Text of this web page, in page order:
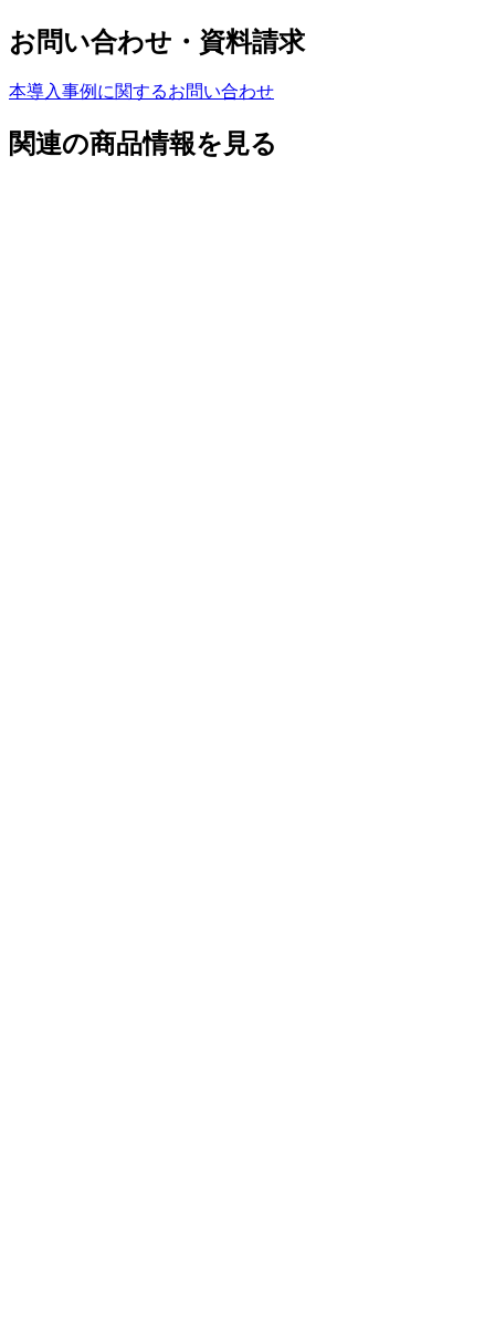
お問い合わせ・資料請求
本導入事例に関するお問い合わせ
関連の商品情報を見る